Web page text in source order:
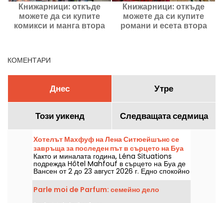
Книжарници: откъде
можете да си купите
комикси и манга втора
Книжарници: откъде
можете да си купите
романи и есета втора
КОМЕНТАРИ
Днес Утре
Този уикенд Следващата седмица
Хотелът Махфуф на Лена Ситюейшънс се
завръща за последен път в сърцето на Буа
де Вансен
Както и миналата година, Léna Situations
подрежда Hôtel Mahfouf в сърцето на Буа де
Вансен от 2 до 23 август 2026 г. Едно спокойно
и летно място, между августовските влогове,
пазаруване, вегетариански лакомства и
почивка, с нотка на носталгия.
Parle moi de Parfum: семейно дело